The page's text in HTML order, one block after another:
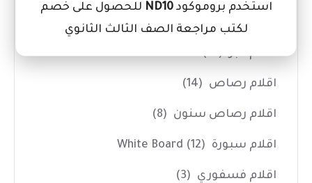
اقلام جيل
اقلام حبر (27)
اقلام رصاص (14)
اقلام رصاص سنون (8)
اقلام سبورة White Board (12)
اقلام فسفوري (3)
استخدم بروموكودND10 للحصول على خصم
لكتب مراجعة الصف الثالث الثانوي